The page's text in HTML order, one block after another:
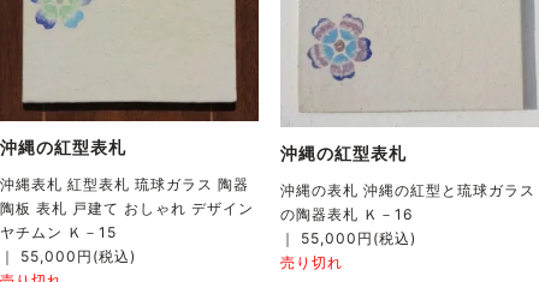
沖縄の紅型表札
沖縄表札 紅型表札 琉球ガラス 陶器
陶板 表札 戸建て おしゃれ デザイン
ヤチムン Ｋ－15
｜ 55,000円(税込)
沖縄の紅型表札
沖縄の表札 沖縄の紅型と琉球ガラス
の陶器表札 Ｋ－16
｜ 55,000円(税込)
売り切れ